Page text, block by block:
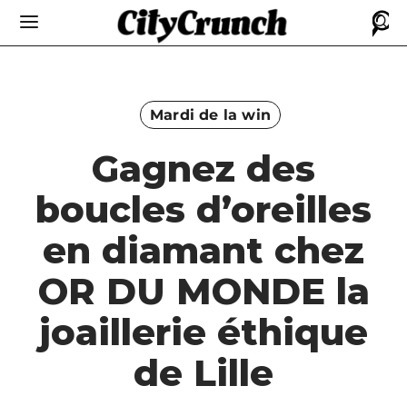
Mardi de la win
Gagnez des
boucles d’oreilles
en diamant chez
OR DU MONDE la
joaillerie éthique
de Lille